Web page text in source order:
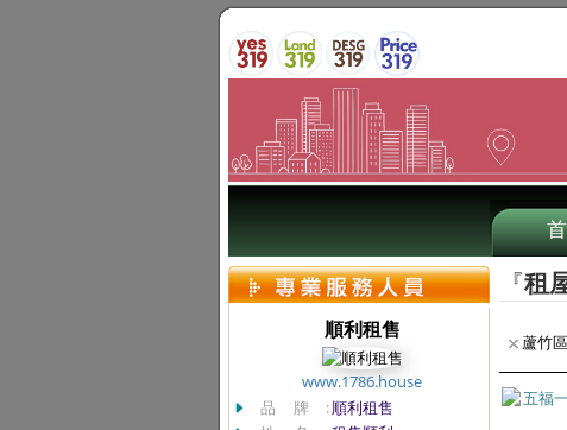
順利租售
www.1786.house
品牌:順利租售
『租
蘆竹區